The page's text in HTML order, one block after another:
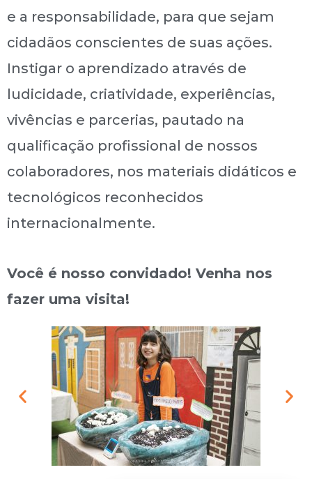
e a responsabilidade, para que sejam
cidadãos conscientes de suas ações.
Instigar o aprendizado através de
ludicidade, criatividade, experiências,
vivências e parcerias, pautado na
qualificação profissional de nossos
colaboradores, nos materiais didáticos e
tecnológicos reconhecidos
internacionalmente.
Você é nosso convidado! Venha nos
fazer uma visita!